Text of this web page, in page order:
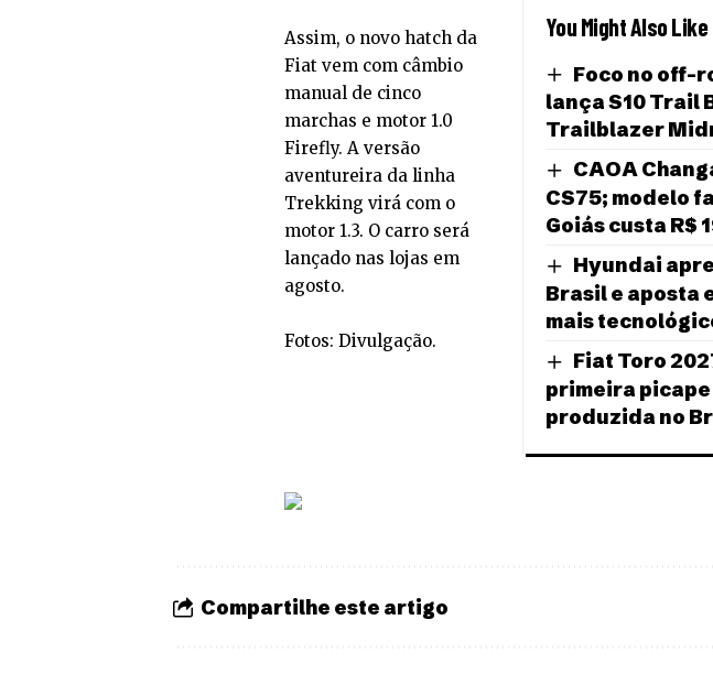
You Might Also Like
Foco no off-
lança S10 Trail
Trailblazer
CAOA
CS75; modelo
Goiás custa R$
Hyundai
Brasil e aposta
mais
Fiat Toro
primeira
produzida no
Assim, o novo hatch da
Fiat vem com câmbio
manual de cinco
marchas e motor 1.0
Firefly. A versão
aventureira da linha
Trekking virá com o
motor 1.3. O carro será
lançado nas lojas em
agosto.
Fotos: Divulgação.
Compartilhe este artigo